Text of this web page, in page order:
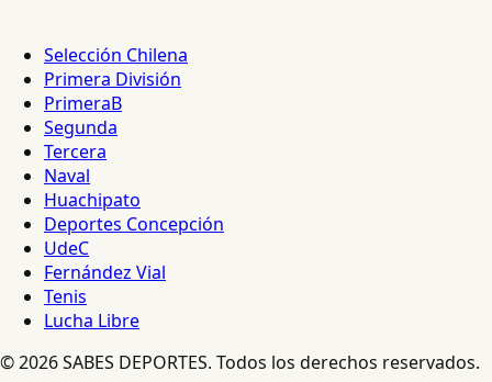
Selección Chilena
Primera División
PrimeraB
Segunda
Tercera
Naval
Huachipato
Deportes Concepción
UdeC
Fernández Vial
Tenis
Lucha Libre
© 2026 SABES DEPORTES. Todos los derechos reservados.